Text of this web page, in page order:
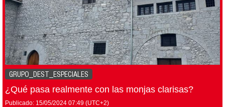
GRUPO_DEST_ESPECIALES
¿Qué pasa realmente con las monjas clarisas?
Publicado: 15/05/2024 07:49 (UTC+2)